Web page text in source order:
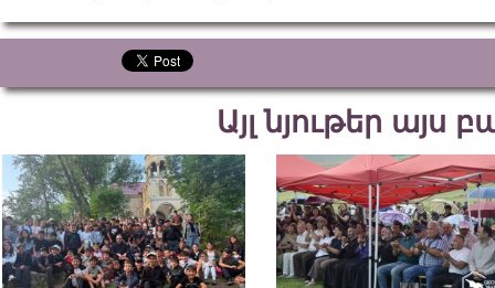
Այլ նյութեր այս